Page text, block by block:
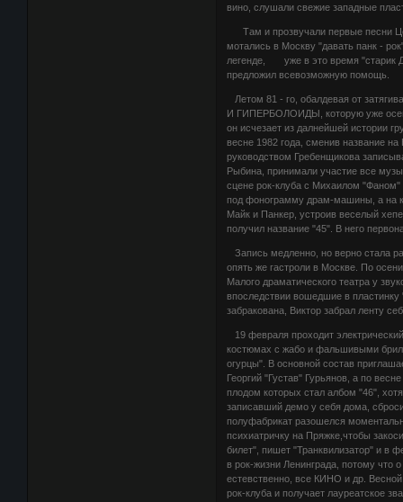
вино, слушали свежие западные
Там и прозвучали первые
мотались в Москву "давать панк -
легенде, уже в это время "старик
предложил всевозможную помощь.
Летом 81 - го, обалдевая от
И ГИПЕРБОЛОИДЫ, которую уже
он исчезает из далнейшей истории
весне 1982 года, сменив название
руководством Гребенщикова
Рыбина, принимали участие все
сцене рок-клуба с Михаилом
под фонограмму драм-машины, а на
Майк и Панкер, устроив веселый
получил название "45". В него
Запись медленно, но верно стала
опять же гастроли в Москве. По
Малого драматического театра у
впоследствии вошедшие в
забракована, Виктор забрал ленту
19 февраля проходит
костюмах с жабо и фальшивыми
огурцы". В основной состав
Георгий "Густав" Гурьянов, а по
плодом которых стал албом "46",
записавший демо у себя дома,
полуфабрикат разошелся
психиатричку на Пряжке,чтобы
билет", пишет "Транквилизатор" и в
в рок-жизни Ленинграда, потому что
естевственно, все КИНО и др.
рок-клуба и получает лауреатское